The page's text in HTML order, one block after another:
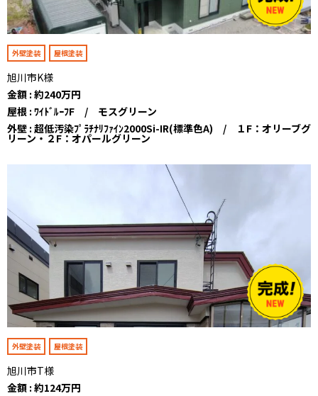
外壁塗装 屋根塗装
旭川市K様
金額 : 約240万円
屋根 : ﾜｲﾄﾞﾙｰﾌF / モスグリーン
外壁 : 超低汚染ﾌﾟﾗﾁﾅﾘﾌｧｲﾝ2000Si-IR(標準色A) / １F：オリーブグ
リーン・２F：オパールグリーン
外壁塗装 屋根塗装
旭川市T様
金額 : 約124万円